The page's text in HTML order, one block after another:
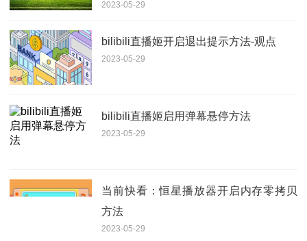
2023-05-29
bilibili直播姬开启退出提示方法-观点
2023-05-29
bilibili直播姬启用弹幕悬停方法
2023-05-29
当前快看：恒星播放器开启内存零拷贝
方法
2023-05-29